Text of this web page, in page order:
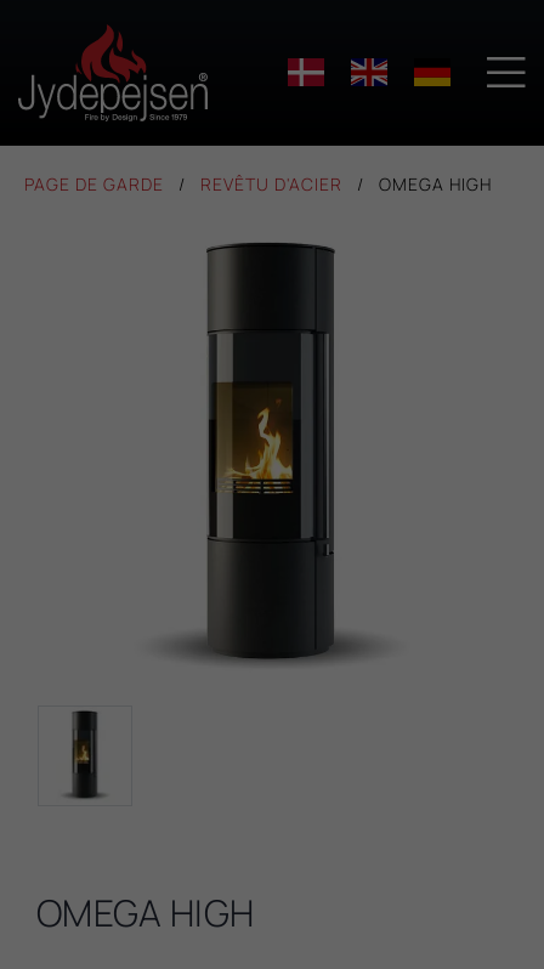

PAGE DE GARDE REVÊTU D'ACIER OMEGA HIGH
OMEGA HIGH